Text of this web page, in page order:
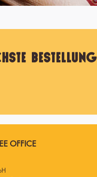
Bestellung
OFFICE